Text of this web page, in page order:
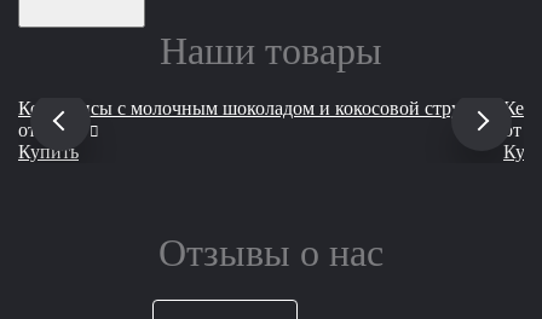
Наши товары
Кейкпопсы с молочным шоколадом и кокосовой стружкой
от
2 000
руб
Купить
от
Отзывы о нас